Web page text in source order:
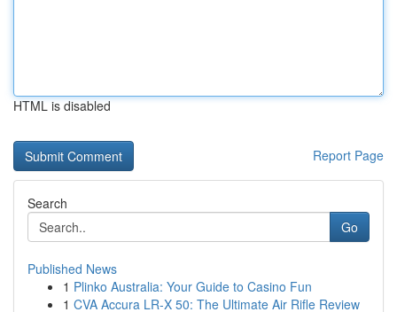
HTML is disabled
Report Page
Search
Go
Published News
1 Plinko Australia: Your Guide to Casino Fun
1 CVA Accura LR-X 50: The Ultimate Air Rifle Review